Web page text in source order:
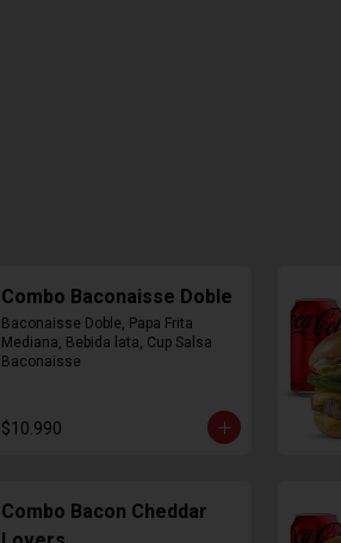
Combo Baconaisse Doble
Baconaisse Doble, Papa Frita
Mediana, Bebida lata, Cup Salsa
Baconaisse
$10.990
Combo Bacon Cheddar